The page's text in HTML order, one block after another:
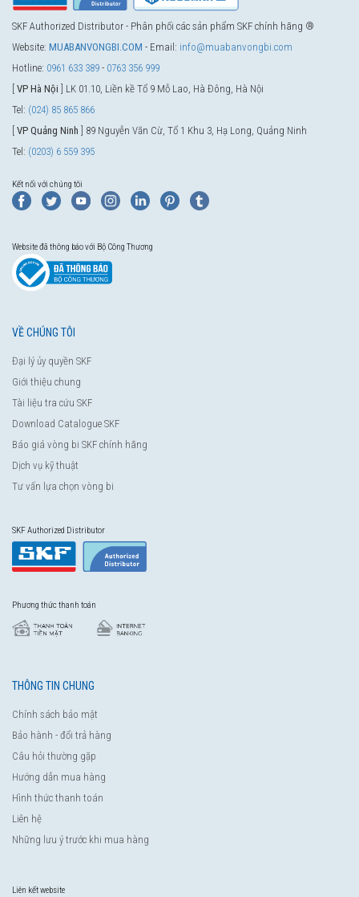
SKF Authorized Distributor - Phân phối các sản phẩm SKF chính hãng ®
Website: MUABANVONGBI.COM - Email: info@muabanvongbi.com
Hotline: 0961 633 389 - 0763 356 999
[ VP Hà Nội ] LK 01.10, Liền kề Tổ 9 Mỗ Lao, Hà Đông, Hà Nội
Tel: (024) 85 865 866
[ VP Quảng Ninh ] 89 Nguyễn Văn Cừ, Tổ 1 Khu 3, Hạ Long, Quảng Ninh
Tel: (0203) 6 559 395
Kết nối với chúng tôi
Website đã thông báo với Bộ Công Thương
VỀ CHÚNG TÔI
Đại lý ủy quyền SKF
Giới thiệu chung
Tài liệu tra cứu SKF
Download Catalogue SKF
Báo giá vòng bi SKF chính hãng
Dịch vụ kỹ thuật
Tư vấn lựa chọn vòng bi
SKF Authorized Distributor
Phương thức thanh toán
THÔNG TIN CHUNG
Chính sách bảo mật
Bảo hành - đổi trả hàng
Câu hỏi thường gặp
Hướng dẫn mua hàng
Hình thức thanh toán
Liên hệ
Những lưu ý trước khi mua hàng
Liên kết website